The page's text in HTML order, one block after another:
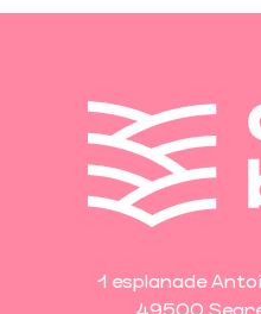
1 esplanade
49500